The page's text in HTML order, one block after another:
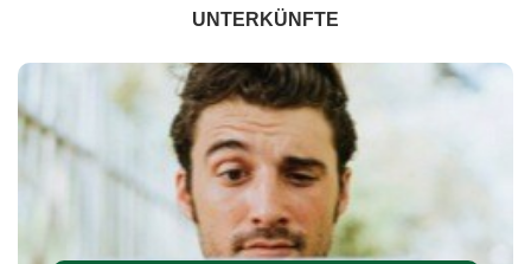
UNTERKÜNFTE